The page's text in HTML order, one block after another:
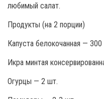
любимый салат.
Продукты (на 2 порции)
Капуста белокочанная — 300
Икра минтая
Огурцы — 2 шт.